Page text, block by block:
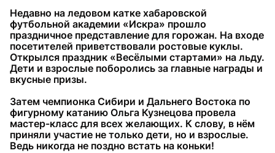
Недавно на ледовом катке хабаровской
футбольной академии «Искра» прошло
праздничное представление для горожан. На входе
посетителей приветствовали ростовые куклы.
Открылся праздник «Весёлыми стартами» на льду.
Дети и взрослые поборолись за главные награды и
вкусные призы.
Затем чемпионка Сибири и Дальнего Востока по
фигурному катанию Ольга Кузнецова провела
мастер-класс для всех желающих. К слову, в нём
приняли участие не только дети, но и взрослые.
Ведь никогда не поздно встать на коньки!